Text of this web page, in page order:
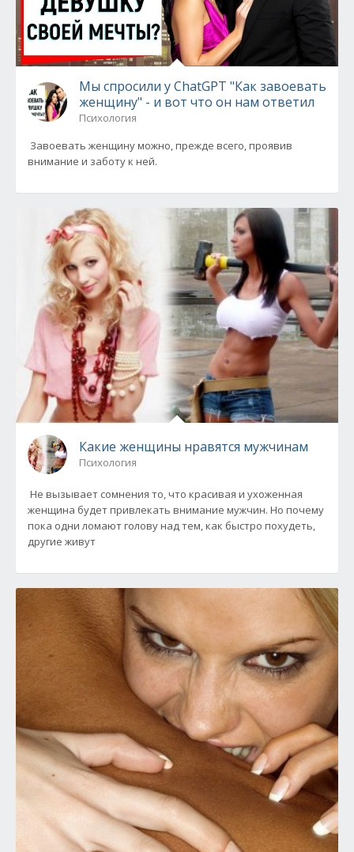
Мы спросили у ChatGPT "Как завоевать
женщину" - и вот что он нам ответил
Психология
Завоевать женщину можно, прежде всего, проявив
внимание и заботу к ней.
Какие женщины нравятся мужчинам
Психология
Не вызывает сомнения то, что красивая и ухоженная
женщина будет привлекать внимание мужчин. Но почему
пока одни ломают голову над тем, как быстро похудеть,
другие живут